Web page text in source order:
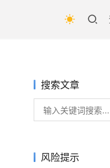
搜索文章
风险提示